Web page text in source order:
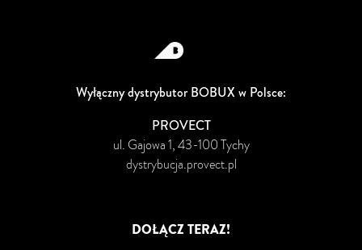
Wyłączny dystrybutor BOBUX w Polsce:
PROVECT
ul. Gajowa 1, 43-100 Tychy
dystrybucja.provect.pl
DOŁĄCZ TERAZ!